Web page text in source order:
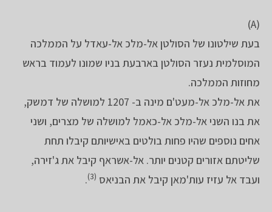
(A)
בעת שילטונו של הסולטן אל-מלכ אל-עאדל על הממלכה
המוסלמית נעזר הסולטן בארבעת בניו שמונו לעמוד בראש
מחוזות הממלכה.
את אל-מלכ אל-מעט'ם מינה ב- 1207 למושלה של דמשק,
את בנו השני אל-מלכ אל-כאמל למושלה של מצרים, ושני
אחים נוספים שהיו פחות בולטים באישיותם קיבלו תחת
שליטתם אזורים קטנים יותר. אל-אשראף קיבל את ג'זירה,
ועבד אל עזיז עות'מאן קיבל את הבניאס (3)
.